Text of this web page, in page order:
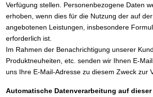
Verfügung stellen. Personenbezogene Daten
erhoben, wenn dies für die Nutzung der auf
angebotenen Leistungen, insbesondere
erforderlich ist.
Im Rahmen der Benachrichtigung unserer
Produktneuheiten, etc. senden wir Ihnen E-
uns Ihre E-Mail-Adresse zu diesem Zweck zur
Automatische Datenverarbeitung auf